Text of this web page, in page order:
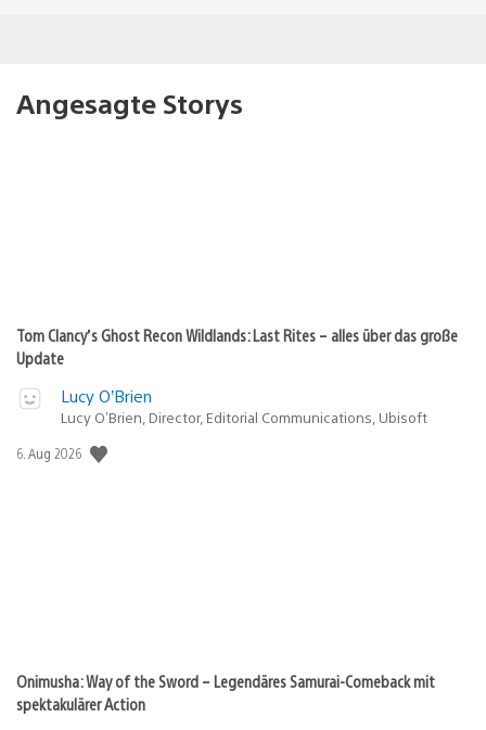
Angesagte Storys
Tom Clancy’s Ghost Recon Wildlands: Last Rites – alles über das große
Update
Lucy O’Brien
Lucy O’Brien, Director, Editorial Communications, Ubisoft
Veröffentlichungsdatum:
6. Aug 2026
Onimusha: Way of the Sword – Legendäres Samurai-Comeback mit
spektakulärer Action